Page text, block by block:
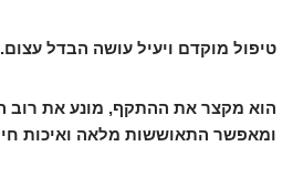
טיפול מוקדם ויעיל עושה הבדל עצום.
הוא מקצר את ההתקף, מונע את רוב
ומאפשר התאוששות מלאה ואיכות